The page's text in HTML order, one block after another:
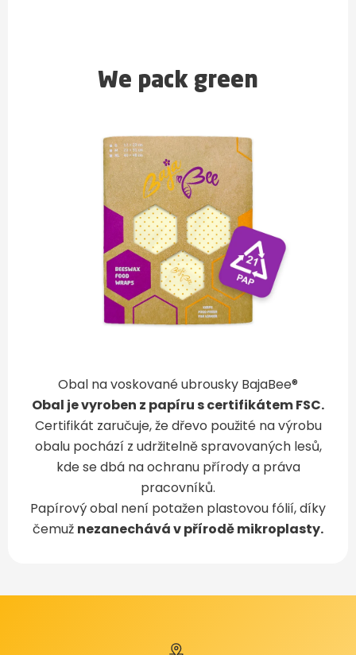
We pack green
Obal na voskované ubrousky BajaBee®
Obal je vyroben z papíru s certifikátem FSC.
Certifikát zaručuje, že dřevo použité na výrobu
obalu pochází z udržitelně spravovaných lesů,
kde se dbá na ochranu přírody a práva
pracovníků.
Papírový obal není potažen plastovou fólií, díky
čemuž nezanechává v přírodě mikroplasty.